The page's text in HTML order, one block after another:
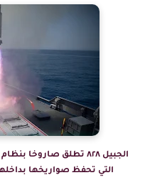
الجبيل ٨٢٨ تطلق
التي تحفظ صواريخها